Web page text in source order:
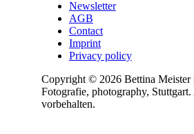
Newsletter
AGB
Contact
Imprint
Privacy policy
Copyright © 2026 Bettina Meister
Fotografie, photography,
vorbehalten.